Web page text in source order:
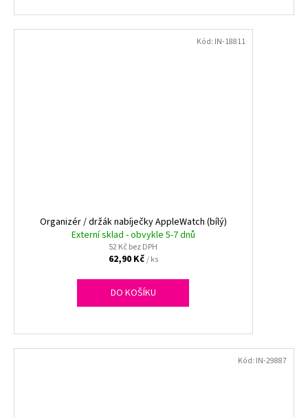
Organizér / držák nabíječky AppleWatch (bílý)
Externí sklad - obvykle 5-7 dnů
52 Kč bez DPH
62,90 Kč/ ks
DO KOŠÍKU
Kód: IN-18811
Kód: IN-29887